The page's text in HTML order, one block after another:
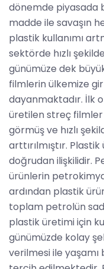
dönemde piyasada
madde ile savaşın
plastik kullanımı
sektörde hızlı
günümüze dek
filmlerin ülkemize
dayanmaktadır. İlk
üretilen streç filmler
görmüş ve hızlı
arttırılmıştır.
doğrudan ilişkilidir.
ürünlerin
ardından plastik
toplam petrolün
plastik üretimi için
günümüzde kolay
verilmesi ile yaşamı